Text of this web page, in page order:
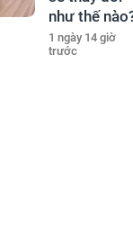
như thế
1 ngày 14 giờ
trước